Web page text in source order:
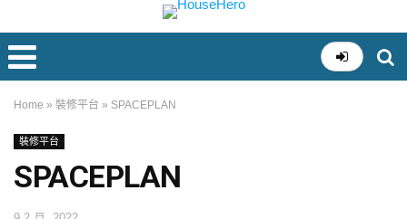
Home » 裝修平台 » SPACEPLAN
裝修平台
SPACEPLAN